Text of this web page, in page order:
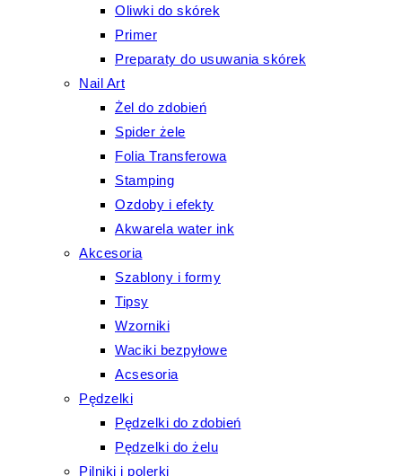
Oliwki do skórek
Primer
Preparaty do usuwania skórek
Nail Art
Żel do zdobień
Spider żele
Folia Transferowa
Stamping
Ozdoby i efekty
Akwarela water ink
Akcesoria
Szablony i formy
Tipsy
Wzorniki
Waciki bezpyłowe
Acsesoria
Pędzelki
Pędzelki do zdobień
Pędzelki do żelu
Pilniki i polerki